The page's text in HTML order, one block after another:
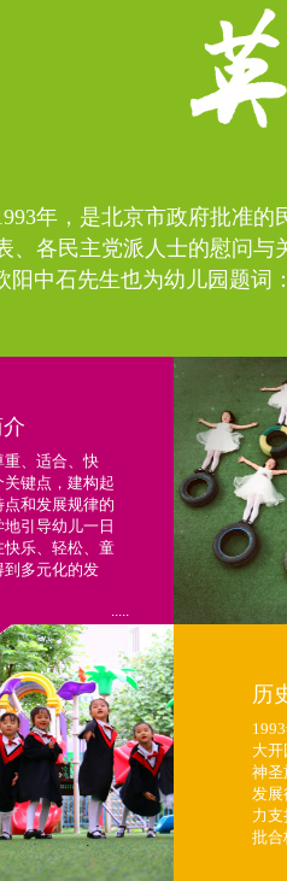
年，是北京市政府批准
、各民主党派人士的慰问
阳中石先生也为幼儿园题
重、适合、快
键点，建构起
和发展规律的
引导幼儿一日
乐、轻松、童
到多元化的发
.....
历
大
神圣
发展
力
批合